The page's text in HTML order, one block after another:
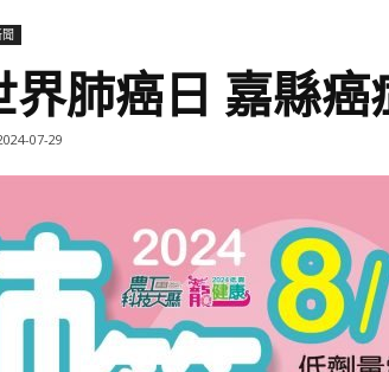
界肺癌日 嘉縣
07-29